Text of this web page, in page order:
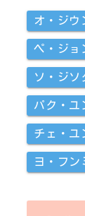
オ・ジウ
ペ・ジ
ソ・ジソ
パク・
チェ・ユ
ヨ・フン